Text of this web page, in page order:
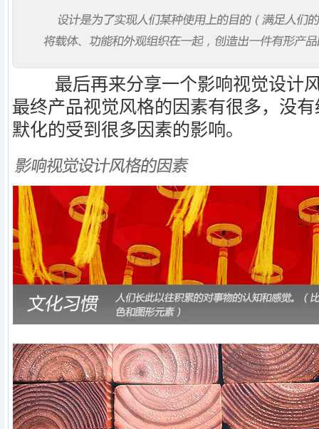
最后再来分享一个影响视觉设计风
最终产品视觉风格的因素有很多，没
默化的受到很多因素的影响。